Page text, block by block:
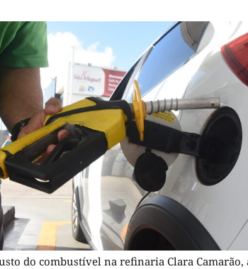
do combustível na refinaria Clara